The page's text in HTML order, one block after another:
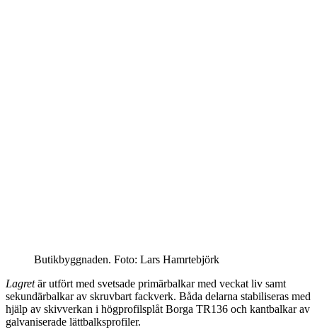
Butikbyggnaden. Foto: Lars Hamrtebjörk
Lagretär utfört med svetsade primärbalkar med veckat liv samt
sekundärbalkar av skruvbart fackverk. Båda delarna stabiliseras med
hjälp av skivverkan i högprofilsplåt Borga TR136 och kantbalkar av
galvaniserade lättbalksprofiler.